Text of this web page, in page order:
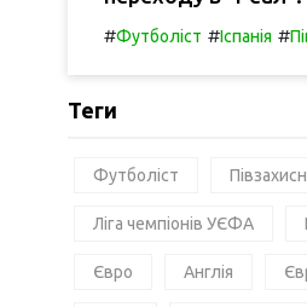
#Футболіст #Іспанія #
Теги
Футболіст
Ліга чемпіонів УЄФА
Євро Англія